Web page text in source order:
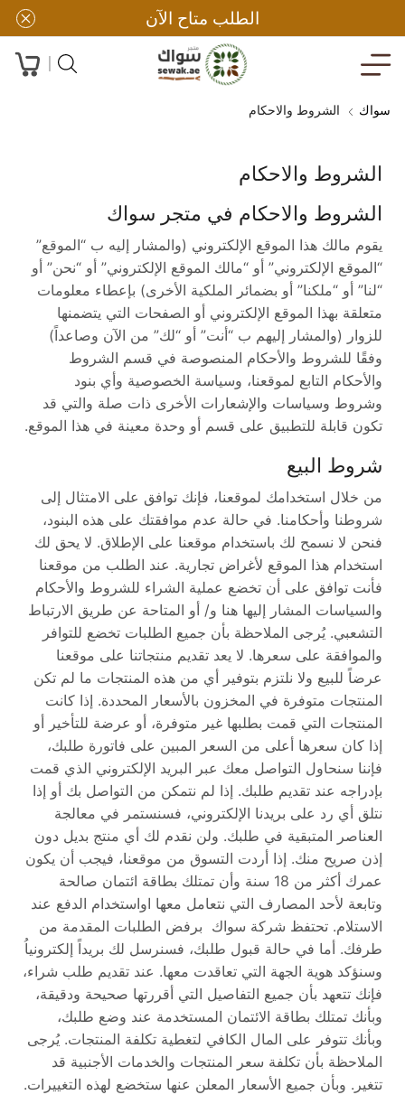
الطلب متاح الآن
سواك الشروط والاحكام
الشروط والاحكام
الشروط والاحكام في متجر سواك
يقوم مالك هذا الموقع الإلكتروني (والمشار إليه ب “الموقع”
“الموقع الإلكتروني” أو “مالك الموقع الإلكتروني” أو “نحن” أو
“لنا” أو “ملكنا” أو بضمائر الملكية الأخرى) بإعطاء معلومات
متعلقة بهذا الموقع الإلكتروني أو الصفحات التي يتضمنها
للزوار (والمشار إليهم ب “أنت” أو “لك” من الآن وصاعداً)
وفقًا للشروط والأحكام المنصوصة في قسم الشروط
والأحكام التابع لموقعنا، وسياسة الخصوصية وأي بنود
وشروط وسياسات والإشعارات الأخرى ذات صلة والتي قد
تكون قابلة للتطبيق على قسم أو وحدة معينة في هذا الموقع.
شروط البيع
من خلال استخدامك لموقعنا، فإنك توافق على الامتثال إلى
شروطنا وأحكامنا. في حالة عدم موافقتك على هذه البنود،
فنحن لا نسمح لك باستخدام موقعنا على الإطلاق. لا يحق لك
استخدام هذا الموقع لأغراض تجارية. عند الطلب من موقعنا
فأنت توافق على أن تخضع عملية الشراء للشروط والأحكام
والسياسات المشار إليها هنا و/ أو المتاحة عن طريق الارتباط
التشعبي. يُرجى الملاحظة بأن جميع الطلبات تخضع للتوافر
والموافقة على سعرها. لا يعد تقديم منتجاتنا على موقعنا
عرضاً للبيع ولا نلتزم بتوفير أي من هذه المنتجات ما لم تكن
المنتجات متوفرة في المخزون بالأسعار المحددة. إذا كانت
المنتجات التي قمت بطلبها غير متوفرة، أو عرضة للتأخير أو
إذا كان سعرها أعلى من السعر المبين على فاتورة طلبك،
فإننا سنحاول التواصل معك عبر البريد الإلكتروني الذي قمت
بإدراجه عند تقديم طلبك. إذا لم نتمكن من التواصل بك أو إذا
نتلق أي رد على بريدنا الإلكتروني، فسنستمر في معالجة
العناصر المتبقية في طلبك. ولن نقدم لك أي منتج بديل دون
إذن صريح منك. إذا أردت التسوق من موقعنا، فيجب أن يكون
عمرك أكثر من 18 سنة وأن تمتلك بطاقة ائتمان صالحة
وتابعة لأحد المصارف التي نتعامل معها اواستخدام الدفع عند
الاستلام. تحتفظ شركة سواك برفض الطلبات المقدمة من
طرفك. أما في حالة قبول طلبك، فسنرسل لك بريداً إلكترونياُ
وسنؤكد هوية الجهة التي تعاقدت معها. عند تقديم طلب شراء،
فإنك تتعهد بأن جميع التفاصيل التي أقررتها صحيحة ودقيقة،
وبأنك تمتلك بطاقة الائتمان المستخدمة عند وضع طلبك،
وبأنك تتوفر على المال الكافي لتغطية تكلفة المنتجات. يُرجى
الملاحظة بأن تكلفة سعر المنتجات والخدمات الأجنبية قد
تتغير. وبأن جميع الأسعار المعلن عنها ستخضع لهذه التغييرات.